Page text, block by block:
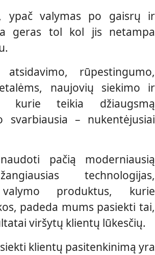
ypač valymas po gaisrų ir
geras tol kol jis netampa
rūpestingumo,
naujovių siekimo ir
kurie teikia džiaugsmą
svarbiausia – nukentėjusiai
pačią moderniausią
technologijas,
valymo produktus, kurie
padeda mums pasiekti tai,
viršytų klientų lūkesčių.
klientų pasitenkinimą yra